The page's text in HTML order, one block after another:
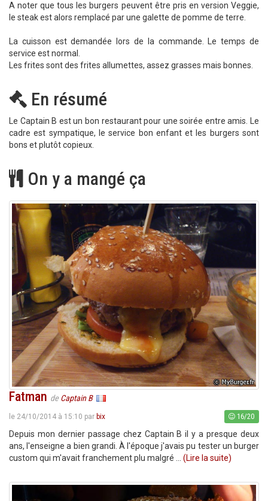
A noter que tous les burgers peuvent être pris en version Veggie,
le steak est alors remplacé par une galette de pomme de terre.
La cuisson est demandée lors de la commande. Le temps de
service est normal.
Les frites sont des frites allumettes, assez grasses mais bonnes.
En résumé
Le Captain B est un bon restaurant pour une soirée entre amis. Le
cadre est sympatique, le service bon enfant et les burgers sont
bons et plutôt copieux.
On y a mangé ça
Fatman de Captain B
le 24/10/2014 à 15:10 par bix 16/20
Depuis mon dernier passage chez Captain B il y a presque deux
ans, l'enseigne a bien grandi. À l'époque j'avais pu tester un burger
custom qui m'avait franchement plu malgré ... (Lire la suite)